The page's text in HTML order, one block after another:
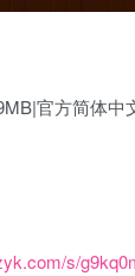
官方简体中
s/